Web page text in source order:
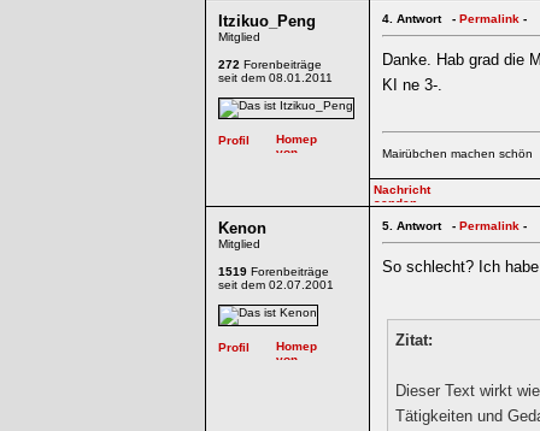
Itzikuo_Peng
Mitglied
272 Forenbeiträge
seit dem 08.01.2011
4. Antwort - Permalink -
Danke. Hab grad die
KI ne 3-.
Mairübchen machen schön
Kenon
Mitglied
1519 Forenbeiträge
seit dem 02.07.2001
5. Antwort - Permalink -
So schlecht? Ich
Zitat:
Dieser Text wirkt
Tätigkeiten und